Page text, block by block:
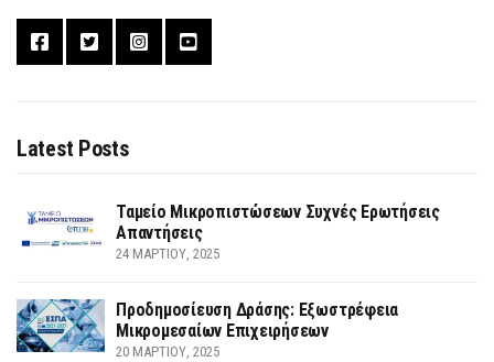
Latest Posts
Ταμείο Μικροπιστώσεων Συχνές Ερωτήσεις
Απαντήσεις
24 ΜΑΡΤΊΟΥ, 2025
Προδημοσίευση Δράσης: Εξωστρέφεια
Μικρομεσαίων Επιχειρήσεων
20 ΜΑΡΤΊΟΥ, 2025